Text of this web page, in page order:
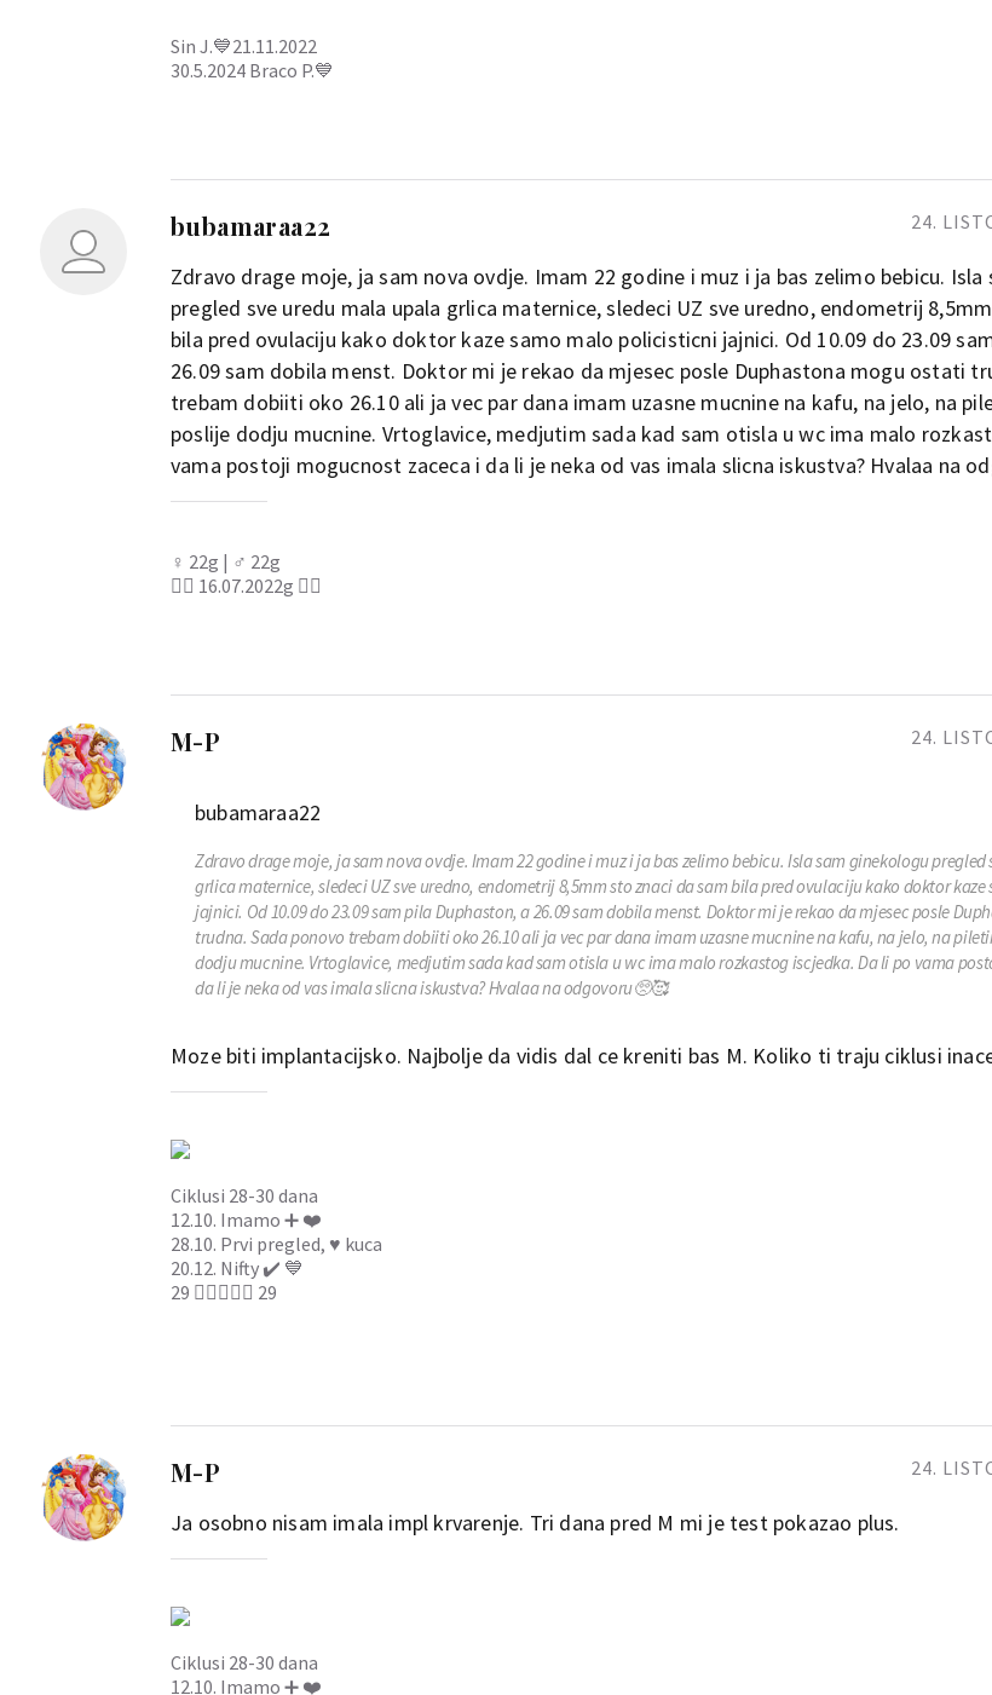
Sin J.💙21.11.2022
30.5.2024 Braco P.💙
bubamaraa22 24.
Zdravo drage moje, ja sam nova ovdje. Imam 22 godine i muz i ja bas zelimo bebicu.
pregled sve uredu mala upala grlica maternice, sledeci UZ sve uredno, endometrij
bila pred ovulaciju kako doktor kaze samo malo policisticni jajnici. Od 10.09 do 23.09
26.09 sam dobila menst. Doktor mi je rekao da mjesec posle Duphastona mogu ostati
trebam dobiiti oko 26.10 ali ja vec par dana imam uzasne mucnine na kafu, na jelo, na
poslije dodju mucnine. Vrtoglavice, medjutim sada kad sam otisla u wc ima malo
vama postoji mogucnost zaceca i da li je neka od vas imala slicna iskustva? Hvalaa na
♀️ 22g | ♂️ 22g
👰‍♀️ 16.07.2022g 👰‍♀️
M-P 24.
bubamaraa22
Zdravo drage moje, ja sam nova ovdje. Imam 22 godine i muz i ja bas zelimo bebicu. Isla sam ginekologu
grlica maternice, sledeci UZ sve uredno, endometrij 8,5mm sto znaci da sam bila pred ovulaciju kako doktor
jajnici. Od 10.09 do 23.09 sam pila Duphaston, a 26.09 sam dobila menst. Doktor mi je rekao da mjesec posle
trudna. Sada ponovo trebam dobiiti oko 26.10 ali ja vec par dana imam uzasne mucnine na kafu, na jelo, na
dodju mucnine. Vrtoglavice, medjutim sada kad sam otisla u wc ima malo rozkastog iscjedka. Da li po vama
da li je neka od vas imala slicna iskustva? Hvalaa na odgovoru🥺🥰
Moze biti implantacijsko. Najbolje da vidis dal ce kreniti bas M. Koliko ti traju ciklusi
Ciklusi 28-30 dana
12.10. Imamo ➕ ❤️
28.10. Prvi pregled, ♥️ kuca
20.12. Nifty ✔️ 💙
29 👩🏽‍❤️‍👨🏽 29
M-P 24.
Ja osobno nisam imala impl krvarenje. Tri dana pred M mi je test pokazao plus.
Ciklusi 28-30 dana
12.10. Imamo ➕ ❤️